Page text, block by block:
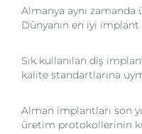
Almanya aynı
Dünyanın en iyi
Sık kullanılan diş
kalite standartlarına
Alman implantları son
üretim protokollerinin